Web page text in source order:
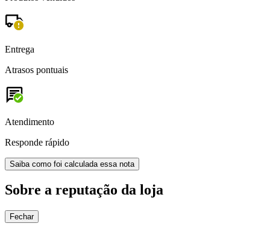
Entrega
Atrasos pontuais
Atendimento
Responde rápido
Saiba como foi calculada essa nota
Sobre a reputação da loja
Fechar